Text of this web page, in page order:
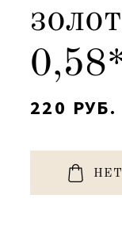
220 РУБ.